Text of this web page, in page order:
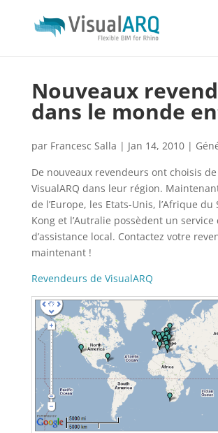
Nouveaux
dans le monde
par Francesc Salla | Jan 14, 2010|
De nouveaux revendeurs ont choisis
VisualARQ dans leur région.
de l’Europe, les Etats-Unis, l’Afrique du
Kong et l’Autralie possèdent un
d’assistance local. Contactez votre
maintenant !
Revendeurs de VisualARQ